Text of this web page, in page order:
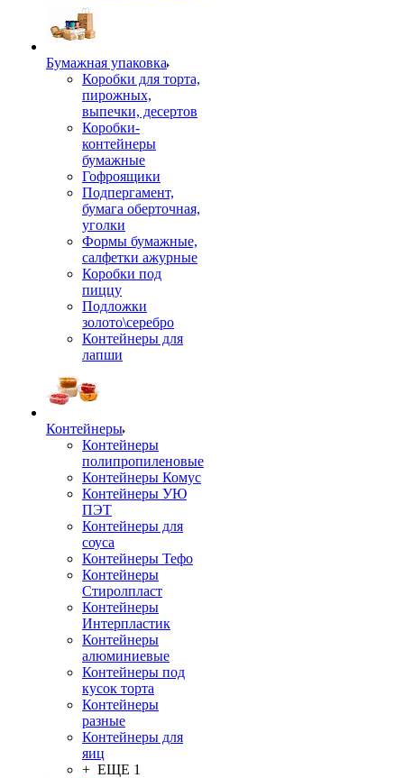
Бумажная упаковка
Коробки для торта,
пирожных,
выпечки, десертов
Коробки-
контейнеры
бумажные
Гофроящики
Подпергамент,
бумага оберточная,
уголки
Формы бумажные,
салфетки ажурные
Коробки под
пиццу
Подложки
золото\серебро
Контейнеры для
лапши
Контейнеры
Контейнеры
полипропиленовые
Контейнеры Комус
Контейнеры УЮ
ПЭТ
Контейнеры для
соуса
Контейнеры Тефо
Контейнеры
Стиролпласт
Контейнеры
Интерпластик
Контейнеры
алюминиевые
Контейнеры под
кусок торта
Контейнеры
разные
Контейнеры для
яиц
+ ЕЩЕ 1